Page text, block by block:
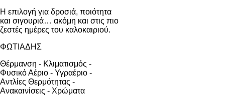
Η επιλογή για δροσιά, ποιότητα
και σιγουριά… ακόμη και στις πιο
ζεστές ημέρες του καλοκαιριού.
ΦΩΤΙΑΔΗΣ
Θέρμανση - Κλιματισμός -
Φυσικό Αέριο - Υγραέριο -
Αντλίες Θερμότητας -
Ανακαινίσεις - Χρώματα